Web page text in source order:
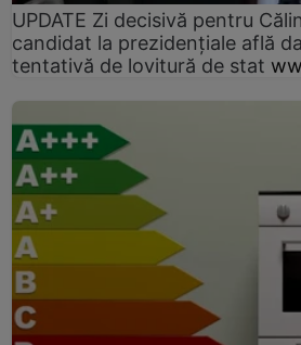
UPDATE Zi decisivă pentru
candidat la prezidențiale află
tentativă de lovitură de stat